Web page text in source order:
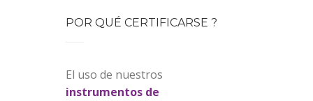
POR QUÉ CERTIFICARSE ?
El uso de nuestros
instrumentos de